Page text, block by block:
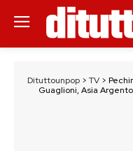
Dituttounpop> TV>
Guaglioni, Asia